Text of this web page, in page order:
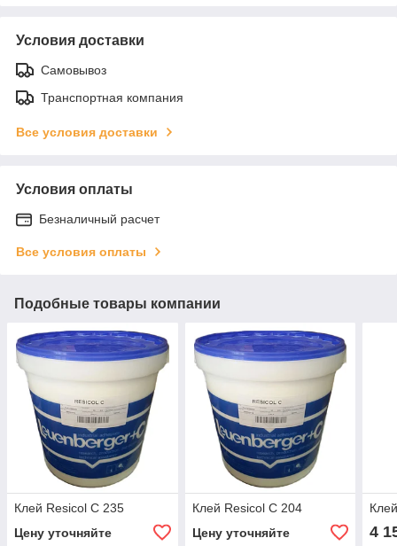
Условия доставки
Самовывоз
Транспортная компания
Все условия доставки
Условия оплаты
Безналичный расчет
Все условия оплаты
Подобные товары компании
Клей Resicol C 235
Цену уточняйте
Клей Resicol C 204
Цену уточняйте
4